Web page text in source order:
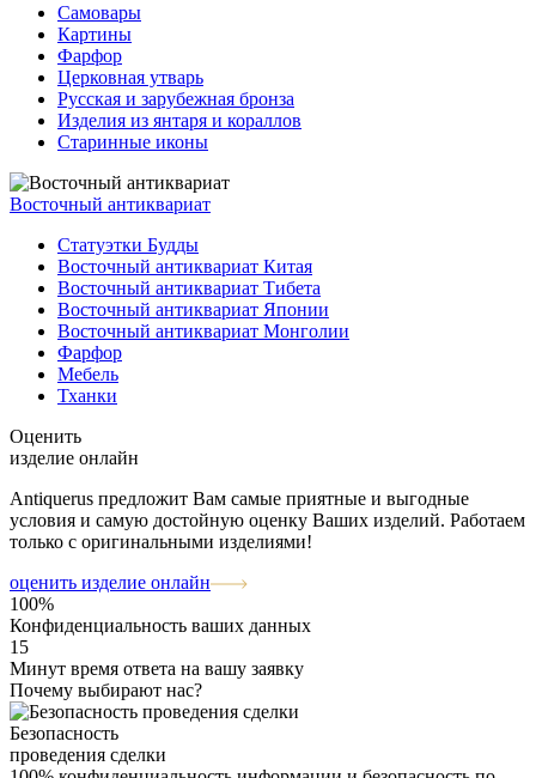
Самовары
Картины
Фарфор
Церковная утварь
Русская и зарубежная бронза
Изделия из янтаря и кораллов
Старинные иконы
Восточный антиквариат
Статуэтки Будды
Восточный антиквариат Китая
Восточный антиквариат Тибета
Восточный антиквариат Японии
Восточный антиквариат Монголии
Фарфор
Мебель
Тханки
Оценить
изделие онлайн
Antiquerus предложит Вам самые приятные и выгодные
условия и самую достойную оценку Ваших изделий. Работаем
только с оригинальными изделиями!
оценить изделие онлайн
100%
Конфиденциальность ваших данных
15
Минут время ответа на вашу заявку
Почему выбирают нас?
Безопасность
проведения сделки